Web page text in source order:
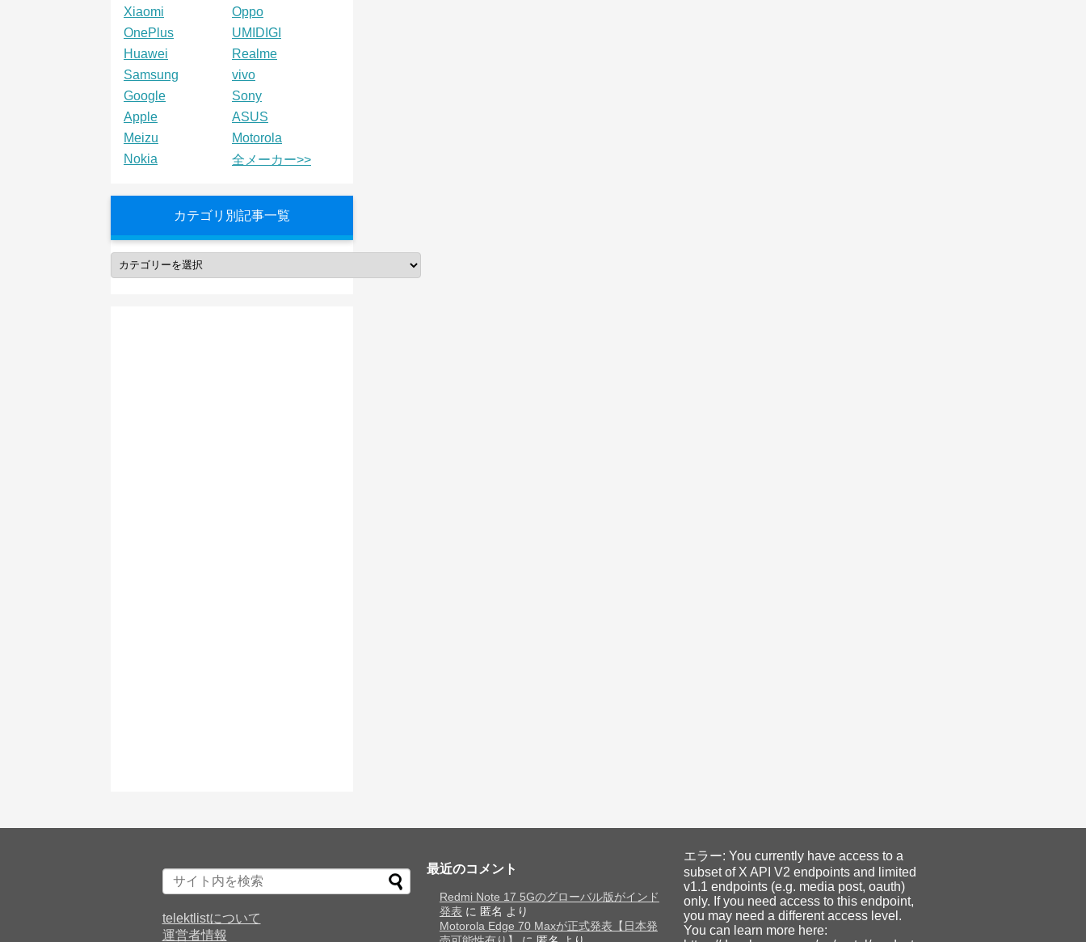
Xiaomi
Oppo
OnePlus
UMIDIGI
Huawei
Realme
Samsung
vivo
Google
Sony
Apple
ASUS
Meizu
Motorola
Nokia
全メーカー>>
カテゴリ別記事一覧
telektlistについて
運営者情報
最近のコメント
Redmi Note 17 5Gのグローバル版がインド
発表 に 匿名 より
Motorola Edge 70 Maxが正式発表【日本発
エラー: You currently have access to a
subset of X API V2 endpoints and limited
v1.1 endpoints (e.g. media post, oauth)
only. If you need access to this endpoint,
you may need a different access level.
You can learn more here: